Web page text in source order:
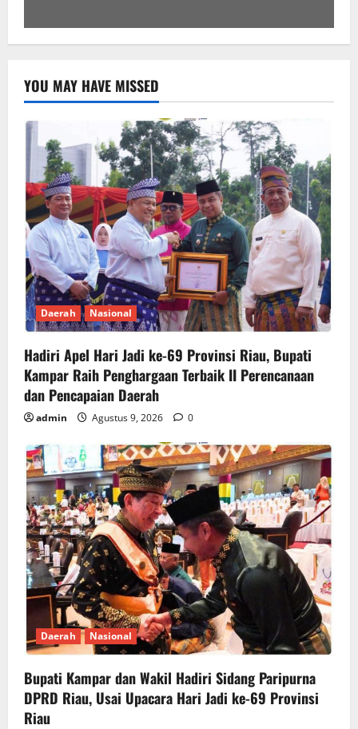
YOU MAY HAVE MISSED
Daerah Nasional
Hadiri Apel Hari Jadi ke-69 Provinsi Riau, Bupati
Kampar Raih Penghargaan Terbaik II Perencanaan
dan Pencapaian Daerah
admin Agustus 9, 2026 0
Daerah Nasional
Bupati Kampar dan Wakil Hadiri Sidang Paripurna
DPRD Riau, Usai Upacara Hari Jadi ke-69 Provinsi
Riau